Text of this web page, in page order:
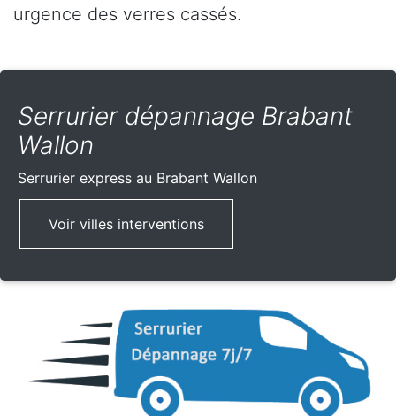
urgence des verres cassés.
Serrurier dépannage Brabant
Wallon
Serrurier express au Brabant Wallon
Voir villes interventions